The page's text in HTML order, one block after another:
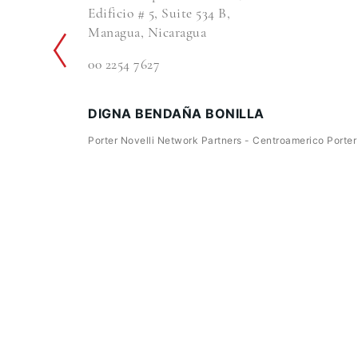
Edificio # 5, Suite 534 B,
Managua, Nicaragua
00 2254 7627
DIGNA BENDAÑA BONILLA
Porter Novelli Network Partners - Centroamerico